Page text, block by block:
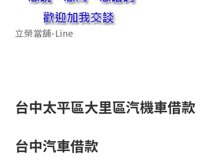
立榮當舖-Line
台中太平區大里區汽機車借款
台中汽車借款